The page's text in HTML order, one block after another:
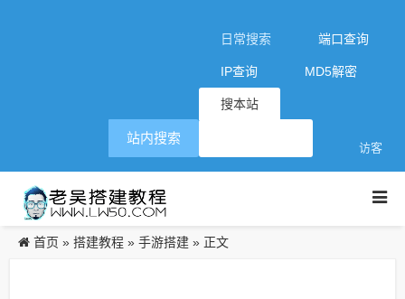
日常搜索 端口查询
IP查询 MD5解密
搜本站
访客
站内搜索
首页 » 搭建教程 » 手游搭建 » 正文